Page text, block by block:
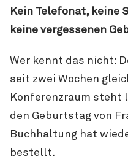
Kein Telefonat, keine
keine vergessenen
Wer kennt das nicht:
seit zwei Wochen
Konferenzraum steht
den Geburtstag von
Buchhaltung hat
bestellt.